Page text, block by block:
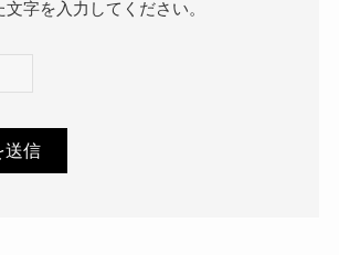
文字を入力してください。